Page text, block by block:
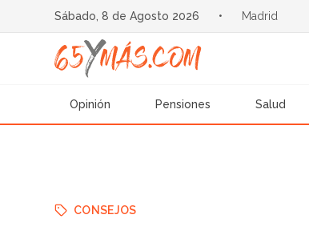
Sábado, 8 de Agosto 2026 • Madrid
Opinión Pensiones Salud
CONSEJOS